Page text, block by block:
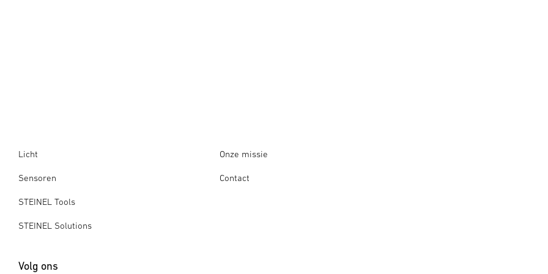
Licht
Sensoren
STEINEL Tools
STEINEL Solutions
Onze missie
Contact
Volg ons